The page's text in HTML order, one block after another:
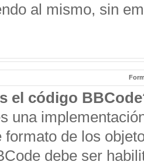
al mismo, sin
el código
una
formato de los
debe ser